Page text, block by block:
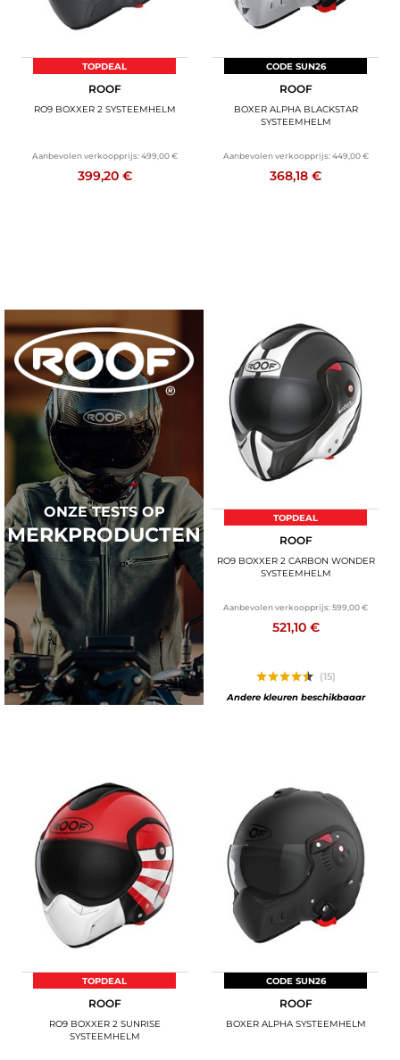
TOPDEAL
ROOF
RO9 BOXXER 2 SYSTEEMHELM
Aanbevolen verkoopprijs: 499,00 €
399,20 €
CODE SUN26
ROOF
BOXER ALPHA BLACKSTAR
SYSTEEMHELM
Aanbevolen verkoopprijs: 449,00 €
368,18 €
ONZE TESTS OP
MERKPRODUCTEN
TOPDEAL
ROOF
RO9 BOXXER 2 CARBON WONDER
SYSTEEMHELM
Aanbevolen verkoopprijs:599,00 €
521,10 €
(15)
Andere kleuren beschikbaaar
TOPDEAL
ROOF
RO9 BOXXER 2 SUNRISE
SYSTEEMHELM
CODE SUN26
ROOF
BOXER ALPHA SYSTEEMHELM